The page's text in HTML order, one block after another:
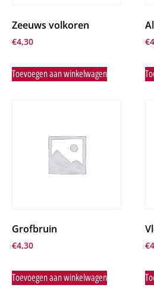
Zeeuws volkoren
€4,30
Toevoegen aan winkelwagen
€
Grofbruin
€4,30
Toevoegen aan winkelwagen
€